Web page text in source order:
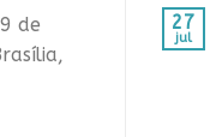
de
27
jul